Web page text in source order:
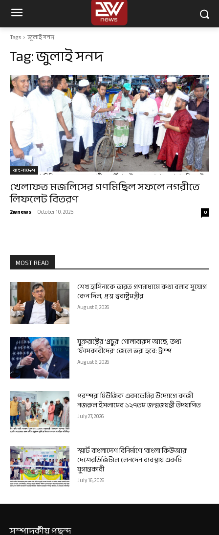
Tags জুলাই সনদ
Tag:জুলাই সনদ
বাংলাদেশ
খেলাফত মজলিসের গণমিছিল সফলে নগরীতে
লিফলেট বিতরণ
2wnews - October 10, 2025 0
MOST READ
শেখ হাসিনাকে ভারত গণমাধ্যমে কথা বলার সুযোগ
কেন দিল, প্রশ্ন স্বরাষ্ট্রমন্ত্রীর
August 6, 2026
যুক্তরাষ্ট্রের ‘প্রচুর’ গোলাবারুদ আছে, তথ্য
‘ফাঁসকারীদের’ জেলে ভরা হবে: ট্রাম্প
August 6, 2026
পরম্পরা মিউজিক একাডেমির উদ্যোগে কাজী
নজরুল ইসলামের ১২৭তম জন্মজয়ন্তী উদযাপিত
July 27, 2026
স্মার্ট বাংলাদেশ বিনির্মাণে ‘বাংলা কিউআর’
দেশেরডিজিটাল লেনদেন ব্যবস্থায় একটি
যুগান্তকারী
July 16, 2026
সম্পাদকীয় পছন্দ